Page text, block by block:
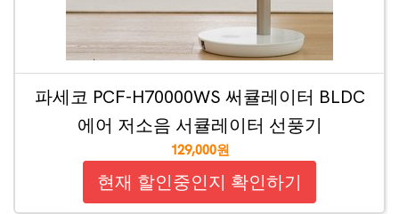
파세코 PCF-H70000WS 써큘레이터 BLDC
에어 저소음 서큘레이터 선풍기
129,000원
현재 할인중인지 확인하기